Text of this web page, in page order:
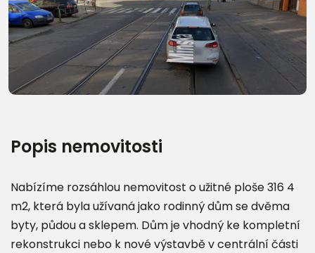
Popis nemovitosti
Nabízíme rozsáhlou nemovitost o užitné ploše 316 4
m2, která byla užívaná jako rodinný dům se dvěma
byty, půdou a sklepem. Dům je vhodný ke kompletní
rekonstrukci nebo k nové výstavbě v centrální části